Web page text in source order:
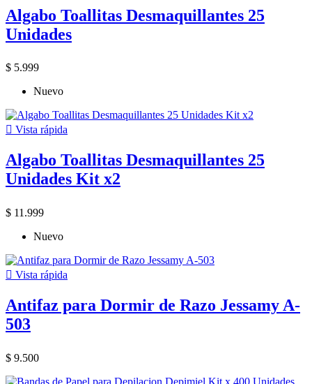
Algabo Toallitas Desmaquillantes 25
Unidades
$ 5.999
Nuevo
 Vista rápida
Algabo Toallitas Desmaquillantes 25
Unidades Kit x2
$ 11.999
Nuevo
 Vista rápida
Antifaz para Dormir de Razo Jessamy A-
503
$ 9.500